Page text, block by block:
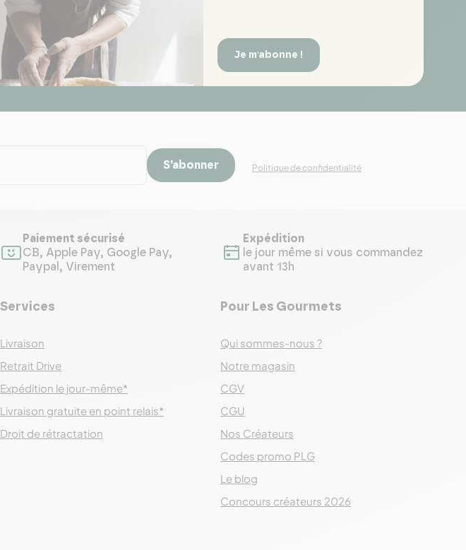
Je m'abonne !
S’abonner Politique de confidentialité
Paiement sécurisé
CB, Apple Pay, Google Pay,
Paypal, Virement
Expédition
le jour même si vous commandez
avant 13h
Services
Livraison
Retrait Drive
Expédition le jour-même*
Livraison gratuite en point relais*
Droit de rétractation
Pour Les Gourmets
Qui sommes-nous ?
Notre magasin
CGV
CGU
Nos Créateurs
Codes promo PLG
Le blog
Concours créateurs 2026